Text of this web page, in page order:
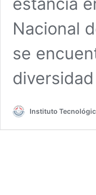
Nacional
se
Instituto